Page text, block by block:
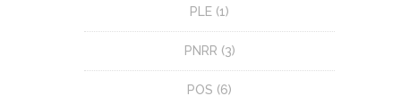
PLE (1)
PNRR (3)
POS (6)